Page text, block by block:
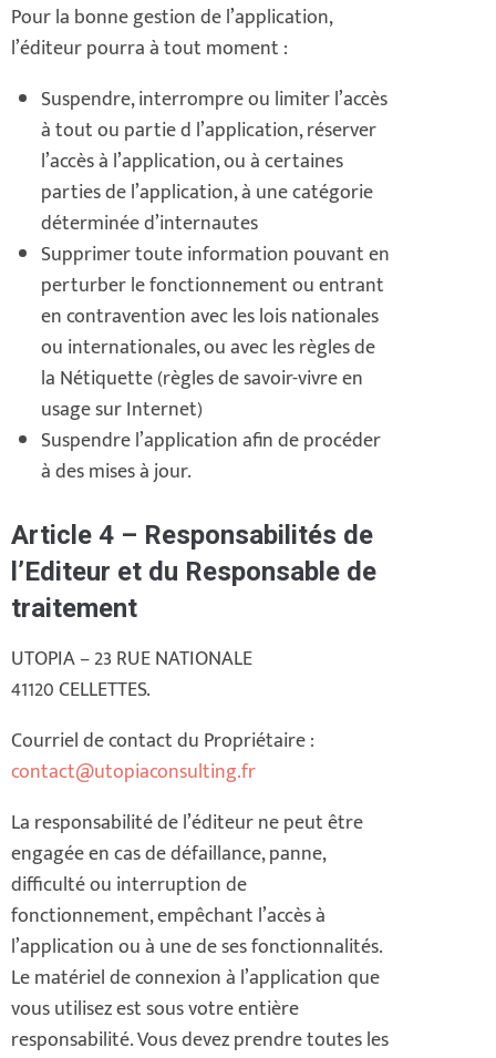
Pour la bonne gestion de l’application,
l’éditeur pourra à tout moment :
Suspendre, interrompre ou limiter l’accès
à tout ou partie d l’application, réserver
l’accès à l’application, ou à certaines
parties de l’application, à une catégorie
déterminée d’internautes
Supprimer toute information pouvant en
perturber le fonctionnement ou entrant
en contravention avec les lois nationales
ou internationales, ou avec les règles de
la Nétiquette (règles de savoir-vivre en
usage sur Internet)
Suspendre l’application afin de procéder
à des mises à jour.
Article 4 – Responsabilités de
l’Editeur et du Responsable de
traitement
UTOPIA – 23 RUE NATIONALE
41120 CELLETTES.
Courriel de contact du Propriétaire :
contact@utopiaconsulting.fr
La responsabilité de l’éditeur ne peut être
engagée en cas de défaillance, panne,
difficulté ou interruption de
fonctionnement, empêchant l’accès à
l’application ou à une de ses fonctionnalités.
Le matériel de connexion à l’application que
vous utilisez est sous votre entière
responsabilité. Vous devez prendre toutes les